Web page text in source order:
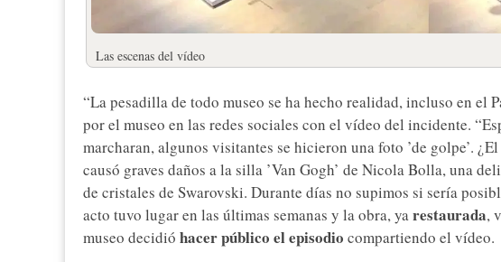
Las escenas del vídeo
“La pesadilla de todo museo se ha hecho realidad, incluso en el
por el museo en las redes sociales con el vídeo del incidente.
marcharan, algunos visitantes se hicieron una foto ’de golpe’.
causó graves daños a la silla ’Van Gogh’ de Nicola Bolla, una
de cristales de Swarovski. Durante días no supimos si sería
acto tuvo lugar en las últimas semanas y la obra, yarestaurada,
museo decidió hacer público el episodio compartiendo el vídeo.